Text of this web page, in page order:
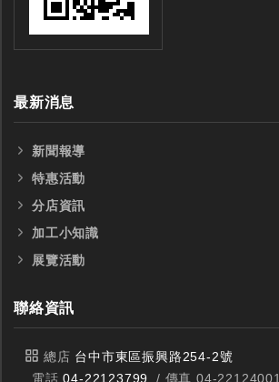
最新消息
新聞報導
特惠活動
分店資訊
加工小知識
展覽活動
聯絡資訊
總店 台中市東區振興路254-2號
電話04-22123799 / 傳真 04-22124001